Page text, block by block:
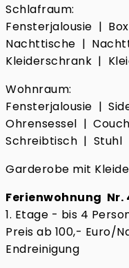
Schlafraum:
Fensterjalousie |
Nachttische |
Kleiderschrank |
Wohnraum:
Fensterjalousie |
Ohrensessel |
Schreibtisch | Stuhl
Garderobe mit
Ferienwohnung Nr.
1. Etage - bis 4
Preis ab 100,- Euro/
Endreinigung